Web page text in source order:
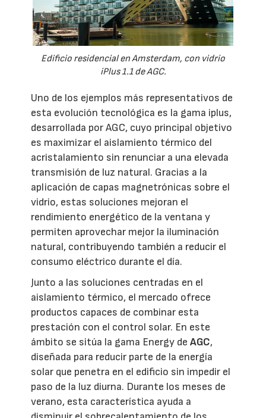
Edificio residencial en Amsterdam, con vidrio
iPlus 1.1 de AGC.
Uno de los ejemplos más representativos de
esta evolución tecnológica es la gama iplus,
desarrollada por AGC, cuyo principal objetivo
es maximizar el aislamiento térmico del
acristalamiento sin renunciar a una elevada
transmisión de luz natural. Gracias a la
aplicación de capas magnetrónicas sobre el
vidrio, estas soluciones mejoran el
rendimiento energético de la ventana y
permiten aprovechar mejor la iluminación
natural, contribuyendo también a reducir el
consumo eléctrico durante el día.
Junto a las soluciones centradas en el
aislamiento térmico, el mercado ofrece
productos capaces de combinar esta
prestación con el control solar. En este
ámbito se sitúa la gama Energy de AGC,
diseñada para reducir parte de la energía
solar que penetra en el edificio sin impedir el
paso de la luz diurna. Durante los meses de
verano, esta característica ayuda a